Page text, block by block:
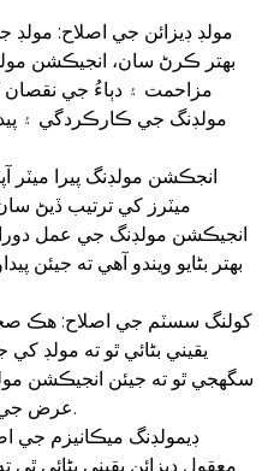
مولڊ ڊيزائن جي اصلاح:
بهتر ڪرڻ سان، انجيڪشن
مزاحمت ۽ دٻاءُ جي نقصان
مولڊنگ جي ڪارڪردگي ۽
انجڪشن مولڊنگ پيرا ميٽر
ميٽرز کي ترتيب ڏيڻ
انجيڪشن مولڊنگ جي عمل
بهتر بڻايو ويندو آهي ته جيئن
کولنگ سسٽم جي اصلاح: هڪ
يقيني بڻائي ٿو ته مولڊ
سگهجي ٿو ته جيئن انجيڪشن
عرض جي استحڪام کي بهتر بڻائي سگهجي.
ڊيمولڊنگ ميڪانيزم جي
معقول ڊيزائن يقيني بڻائي ٿي